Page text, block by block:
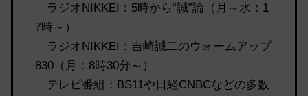
ラジオNIKKEI：5時から“誠”論（月～水：1
7時～）
ラジオNIKKEI：吉崎誠二のウォームアップ
830（月：8時30分～）
テレビ番組：BS11や日経CNBCなどの多数